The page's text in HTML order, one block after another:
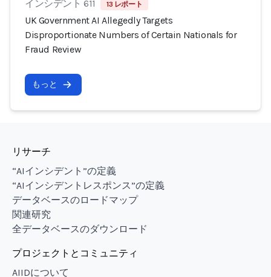
インシデント 611 13 レポート
UK Government AI Allegedly Targets
Disproportionate Numbers of Certain Nationals for
Fraud Review
もっと
リサーチ
“AIインシデント”の定義
“AIインシデントレスポンス”の定義
データベースのロードマップ
関連研究
全データベースのダウンロード
プロジェクトとコミュニティ
AIIDについて